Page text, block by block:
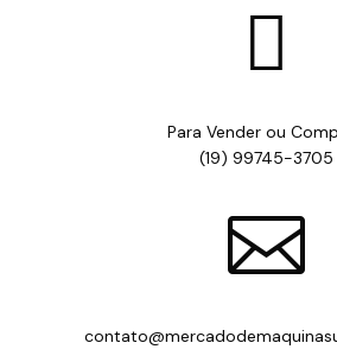

Para Vender ou
(19) 99745-3705
